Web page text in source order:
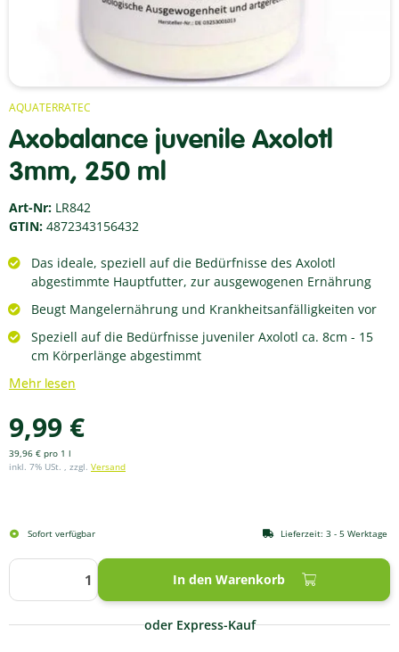
AQUATERRATEC
Axobalance juvenile Axolotl
3mm, 250 ml
Art-Nr: LR842
GTIN: 4872343156432
Das ideale, speziell auf die Bedürfnisse des Axolotl
abgestimmte Hauptfutter, zur ausgewogenen Ernährung
Beugt Mangelernährung und Krankheitsanfälligkeiten vor
Speziell auf die Bedürfnisse juveniler Axolotl ca. 8cm - 15
cm Körperlänge abgestimmt
Mehr lesen
9,99 €
39,96 € pro 1 l
inkl. 7% USt. , zzgl. Versand
In den Warenkorb
Sofort verfügbar Lieferzeit: 3 - 5 Werktage
oder Express-Kauf